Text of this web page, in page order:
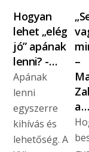
Hogyan
lehet „elég
jó” apának
lenni? -…
Apának
lenni
egyszerre
kihívás és
lehetőség. A
–
a…